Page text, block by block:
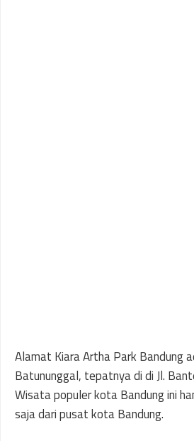
Alamat Kiara Artha Park Bandung
Batununggal, tepatnya di di Jl.
Wisata populer kota Bandung ini
saja dari pusat kota Bandung.